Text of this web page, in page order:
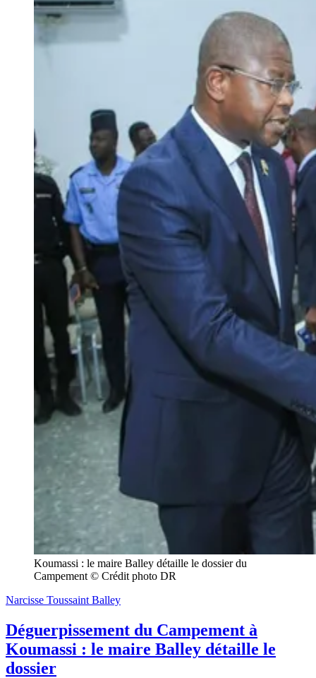
Koumassi : le maire Balley détaille le dossier du
Campement © Crédit photo DR
Narcisse Toussaint Balley
Déguerpissement du Campement à
Koumassi : le maire Balley détaille le
dossier